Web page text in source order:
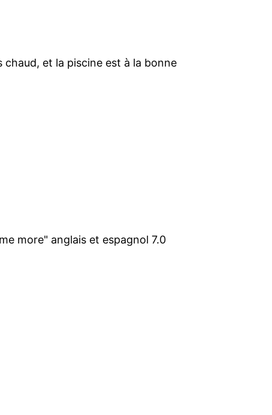
et la piscine est à la bonne
more" anglais et espagnol 7.0